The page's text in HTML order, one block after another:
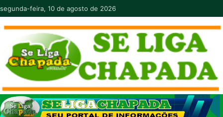
Pular para o conteúdo
segunda-feira, 10 de agosto de 2026